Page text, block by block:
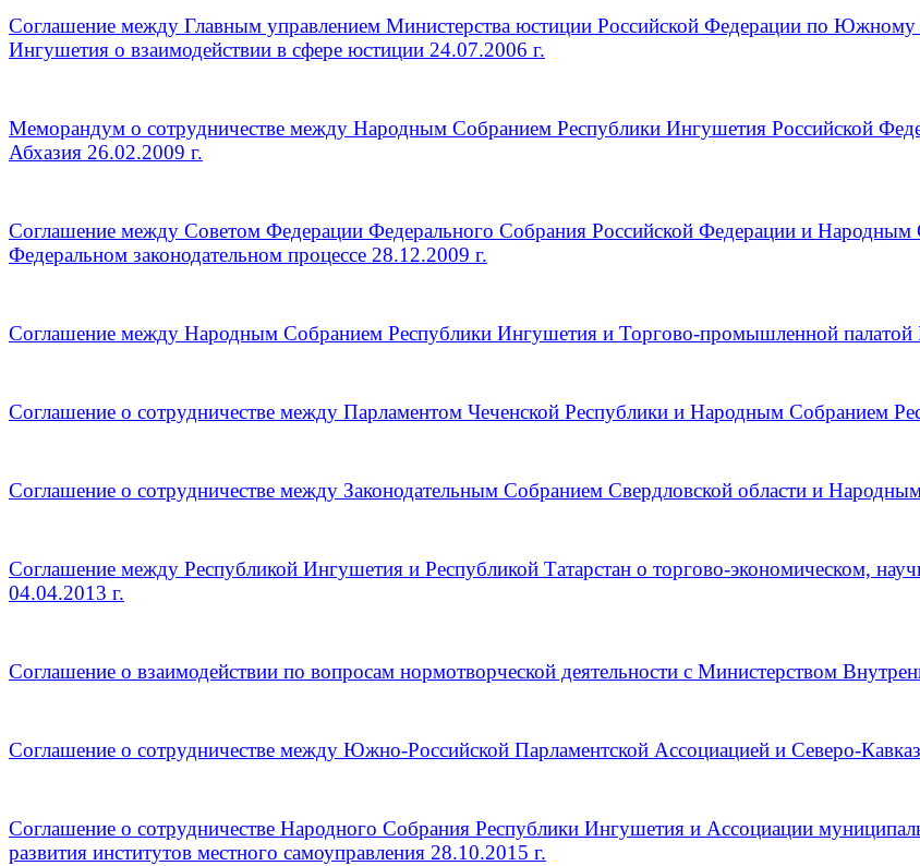
Соглашение между Главным управлением Министерства юстиции Российской Федерации по
Ингушетия о взаимодействии в сфере юстиции 24.07.2006 г.
Меморандум о сотрудничестве между Народным Собранием Республики Ингушетия Российской
Абхазия 26.02.2009 г.
Соглашение между Советом Федерации Федерального Собрания Российской Федерации и
Федеральном законодательном процессе 28.12.2009 г.
Соглашение между Народным Собранием Республики Ингушетия и Торгово-промышленной палатой
Соглашение о сотрудничестве между Парламентом Чеченской Республики и Народным Собранием
Соглашение о сотрудничестве между Законодательным Собранием Свердловской области и
Соглашение между Республикой Ингушетия и Республикой Татарстан о торгово-экономическом,
04.04.2013 г.
Соглашение о взаимодействии по вопросам нормотворческой деятельности с Министерством
Соглашение о сотрудничестве между Южно-Российской Парламентской Ассоциацией и Северо-
Соглашение о сотрудничестве Народного Собрания Республики Ингушетия и Ассоциации
развития институтов местного самоуправления 28.10.2015 г.